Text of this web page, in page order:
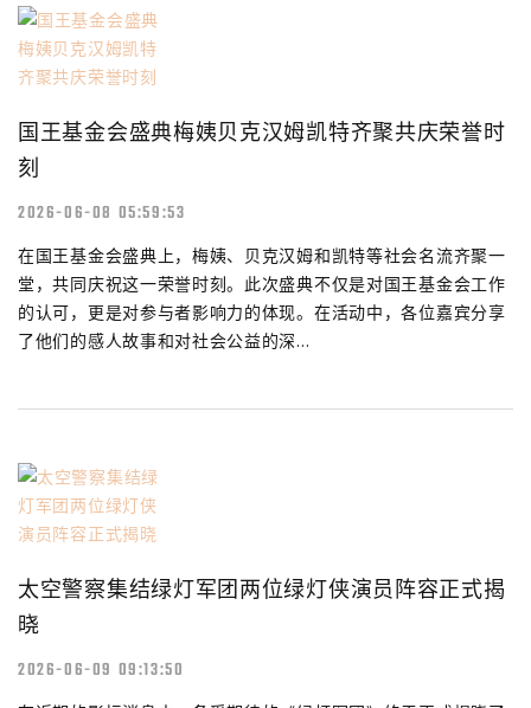
国王基金会盛典梅姨贝克汉姆凯特齐聚共庆荣誉时
刻
2026-06-08 05:59:53
在国王基金会盛典上，梅姨、贝克汉姆和凯特等社会名流齐聚一
堂，共同庆祝这一荣誉时刻。此次盛典不仅是对国王基金会工作
的认可，更是对参与者影响力的体现。在活动中，各位嘉宾分享
了他们的感人故事和对社会公益的深...
太空警察集结绿灯军团两位绿灯侠演员阵容正式揭
晓
2026-06-09 09:13:50